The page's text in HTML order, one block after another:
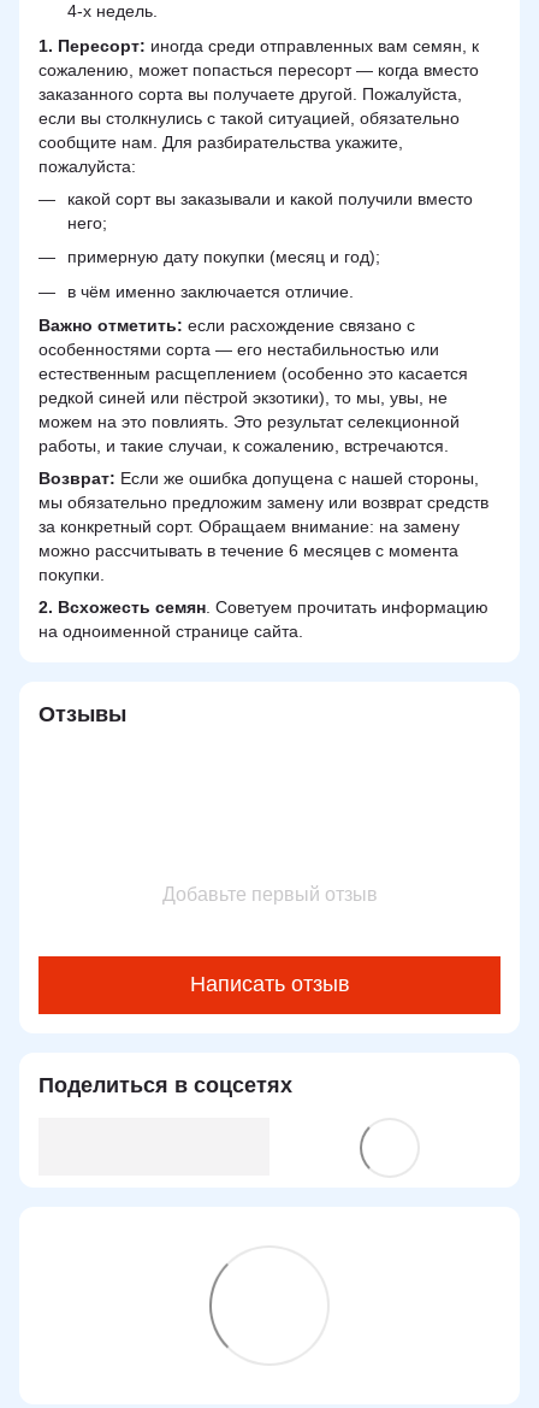
4-х недель.
1. Пересорт: иногда среди отправленных вам семян, к
сожалению, может попасться пересорт — когда вместо
заказанного сорта вы получаете другой. Пожалуйста,
если вы столкнулись с такой ситуацией, обязательно
сообщите нам. Для разбирательства укажите,
пожалуйста:
какой сорт вы заказывали и какой получили вместо
него;
примерную дату покупки (месяц и год);
в чём именно заключается отличие.
Важно отметить: если расхождение связано с
особенностями сорта — его нестабильностью или
естественным расщеплением (особенно это касается
редкой синей или пёстрой экзотики), то мы, увы, не
можем на это повлиять. Это результат селекционной
работы, и такие случаи, к сожалению, встречаются.
Возврат: Если же ошибка допущена с нашей стороны,
мы обязательно предложим замену или возврат средств
за конкретный сорт. Обращаем внимание: на замену
можно рассчитывать в течение 6 месяцев с момента
покупки.
2. Всхожесть семян . Советуем прочитать информацию
на одноименной странице сайта.
Отзывы
Добавьте первый отзыв
Написать отзыв
Поделиться в соцсетях